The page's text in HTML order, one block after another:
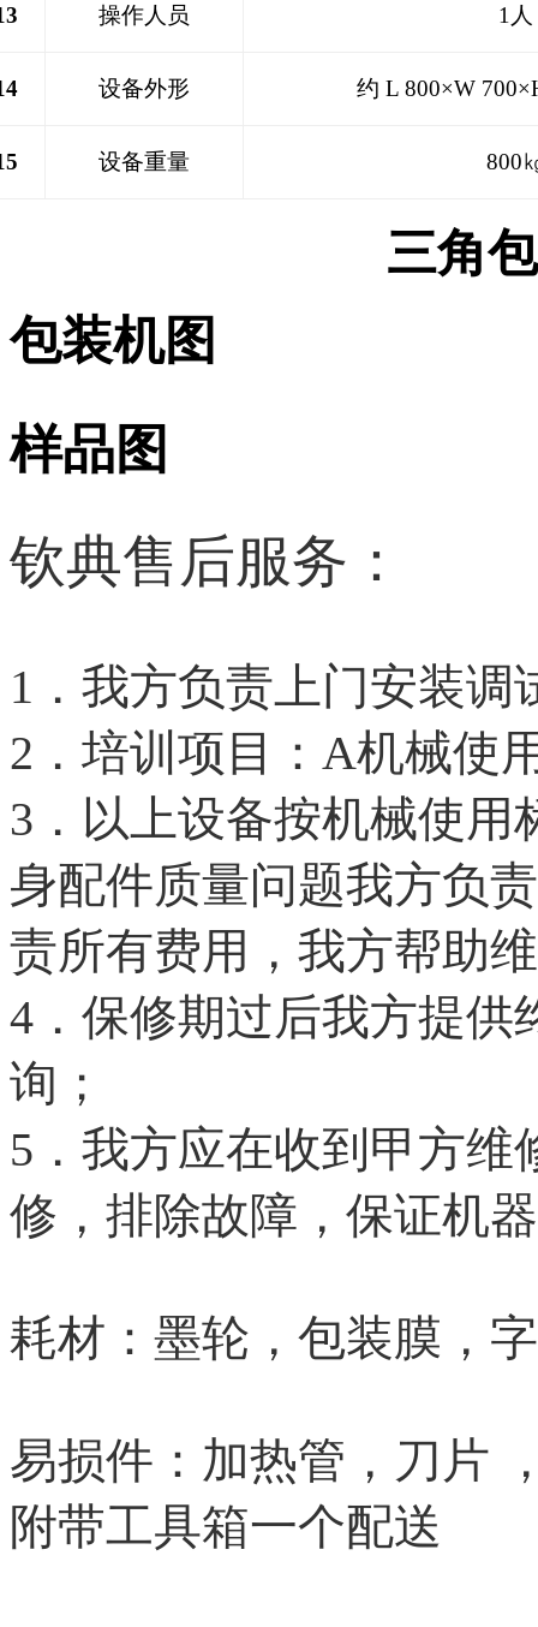
操作人员 1人
设备外形 约 L 800×W 700×
设备重量 800
三角
包装机图
样品图
钦典售后服务：
1．我方负责上门安装
2．培训项目：A机械使
3．以上设备按机械使
身配件质量问题我方负
责所有费用，我方帮助
4．保修期过后我方提供
询；
5．我方应在收到甲方维
修，排除故障，保证机
耗材：墨轮，包装膜，
易损件：加热管，刀片
附带工具箱一个配送